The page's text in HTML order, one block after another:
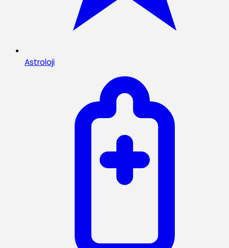
Astroloji